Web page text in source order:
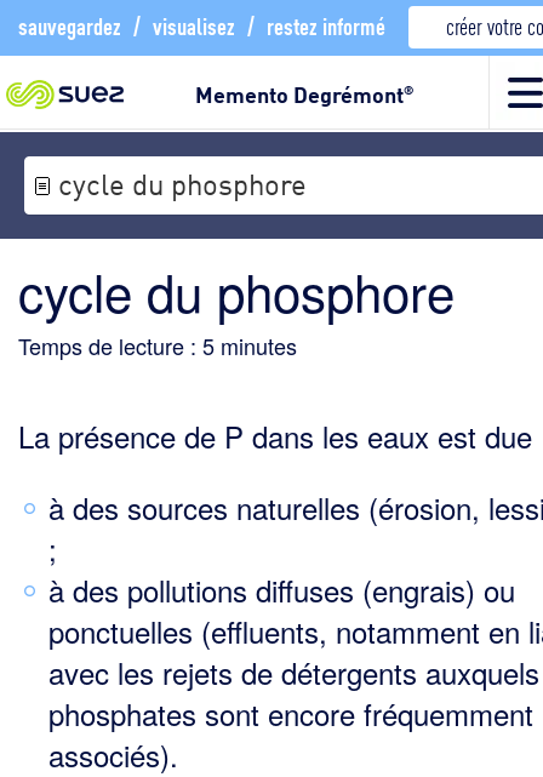
sauvegardez / visualisez / restez informé créer votre
Memento Degrémont®
cycle du phosphore
cycle du phosphore
Temps de lecture : 5 minutes
La présence de P dans les eaux est due
à des sources naturelles (érosion,
;
à des pollutions diffuses (engrais) ou
ponctuelles (effluents, notamment en
avec les rejets de détergents
phosphates sont encore fréquemment
associés).